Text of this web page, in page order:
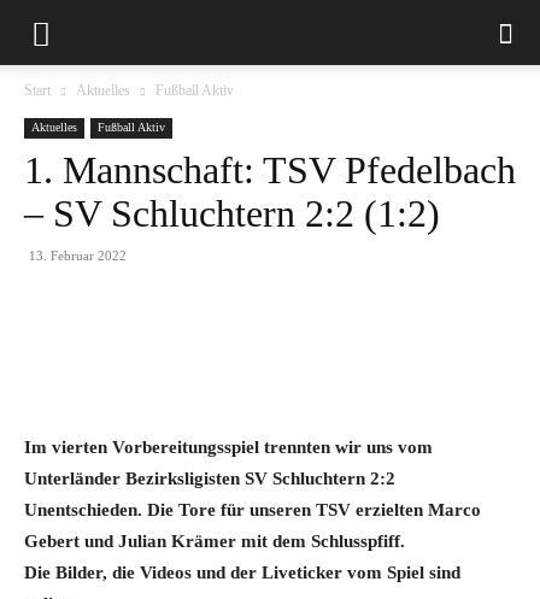
Start Aktuelles Fußball Aktiv
Aktuelles Fußball Aktiv
1. Mannschaft: TSV Pfedelbach
– SV Schluchtern 2:2 (1:2)
13. Februar 2022
Im vierten Vorbereitungsspiel trennten wir uns vom
Unterländer Bezirksligisten SV Schluchtern 2:2
Unentschieden. Die Tore für unseren TSV erzielten Marco
Gebert und Julian Krämer mit dem Schlusspfiff.
Die Bilder, die Videos und der Liveticker vom Spiel sind